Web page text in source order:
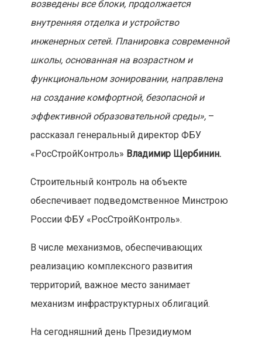
возведены все блоки, продолжается
внутренняя отделка и устройство
инженерных сетей. Планировка современной
школы, основанная на возрастном и
функциональном зонировании, направлена
на создание комфортной, безопасной и
эффективной образовательной среды»,–
рассказал генеральный директор ФБУ
«РосСтройКонтроль» Владимир Щербинин.
Строительный контроль на объекте
обеспечивает подведомственное Минстрою
России ФБУ «РосСтройКонтроль».
В числе механизмов, обеспечивающих
реализацию комплексного развития
территорий, важное место занимает
механизм инфраструктурных облигаций.
На сегодняшний день Президиумом